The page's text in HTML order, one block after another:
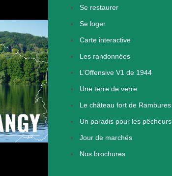
Se restaurer
Se loger
Carte interactive
Les randonnées
L’Offensive V1 de 1944
Une terre de verre
Le château fort de Rambures
Un paradis pour les pêcheurs
Jour de marchés
Nos brochures